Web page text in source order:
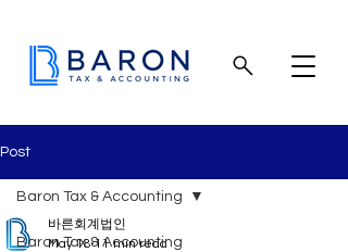
Post
Baron Tax & Accounting
Baron Tax & Accounting
바른회계법인
May 18 11 min read